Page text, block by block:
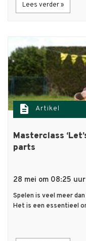
Lees verder »
description Artikel
Masterclass
parts
28 mei om 08:25 uur
Spelen is veel meer
Het is een essentieel